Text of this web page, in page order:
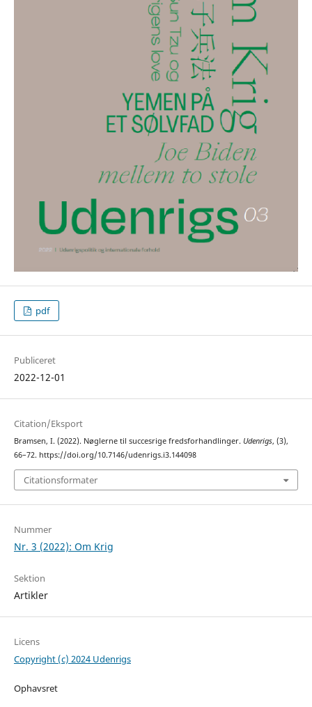
pdf
Publiceret
2022-12-01
Citation/Eksport
Bramsen, I. (2022). Nøglerne til succesrige fredsforhandlinger. Udenrigs, (3),
66–72. https://doi.org/10.7146/udenrigs.i3.144098
Citationsformater
Nummer
Nr. 3 (2022): Om Krig
Sektion
Artikler
Licens
Copyright (c) 2024 Udenrigs
Ophavsret